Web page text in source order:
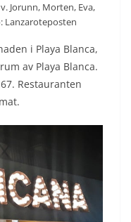
Jorunn, Morten, Eva,
Lanzaroteposten
i Playa Blanca,
av Playa Blanca.
Restauranten